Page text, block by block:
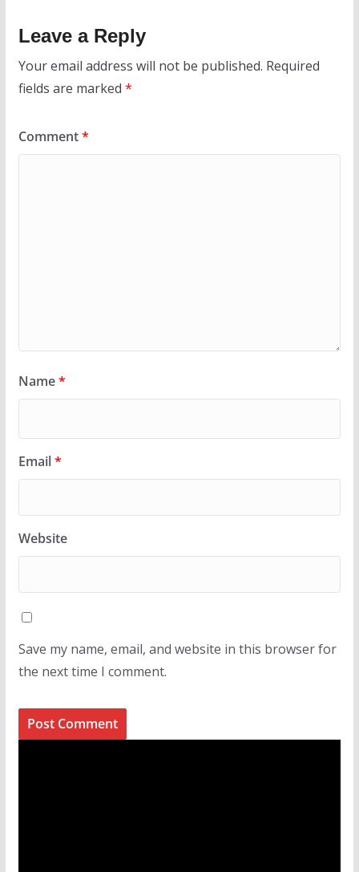
Leave a Reply
Your email address will not be published. Required
fields are marked *
Comment*
Name*
Email*
Website
Save my name, email, and website in this browser for
the next time I comment.